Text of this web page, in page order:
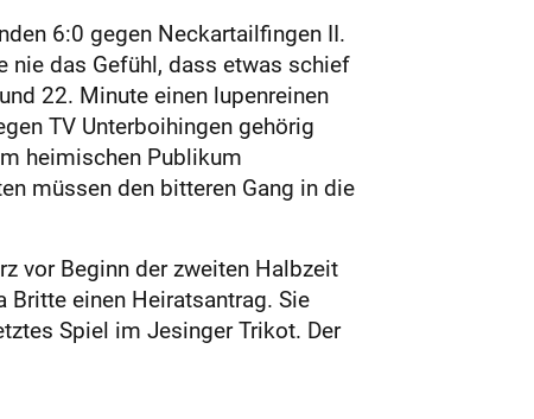
6:0 gegen Neckartailfingen II.
nie das Gefühl, dass etwas schief
22. Minute einen lupenreinen
TV Unterboihingen gehörig
heimischen Publikum
müssen den bitteren Gang in die
vor Beginn der zweiten Halbzeit
Britte einen Heiratsantrag. Sie
Spiel im Jesinger Trikot. Der